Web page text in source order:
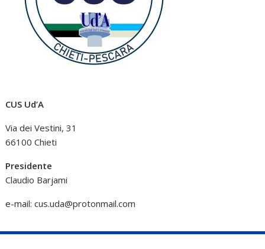
CUS Ud’A
Via dei Vestini, 31
66100 Chieti
Presidente
Claudio Barjami
e-mail:cus.uda@protonmail.com